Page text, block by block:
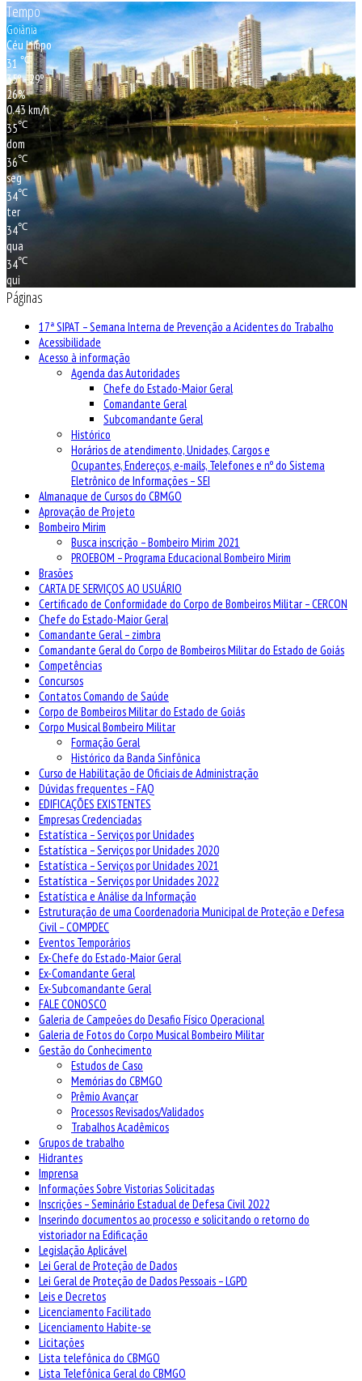
Tempo
Goiânia
Céu Limpo
31℃
35º - 29º
26%
0.43 km/h
35℃
dom
36℃
seg
34℃
ter
34℃
qua
34℃
qui
Páginas
17ª SIPAT – Semana Interna de Prevenção a Acidentes do Trabalho
Acessibilidade
Acesso à informação
Agenda das Autoridades
Chefe do Estado-Maior Geral
Comandante Geral
Subcomandante Geral
Histórico
Horários de atendimento, Unidades, Cargos e
Ocupantes, Endereços, e-mails, Telefones e nº do Sistema
Eletrônico de Informações – SEI
Almanaque de Cursos do CBMGO
Aprovação de Projeto
Bombeiro Mirim
Busca inscrição – Bombeiro Mirim 2021
PROEBOM – Programa Educacional Bombeiro Mirim
Brasões
CARTA DE SERVIÇOS AO USUÁRIO
Certificado de Conformidade do Corpo de Bombeiros Militar – CERCON
Chefe do Estado-Maior Geral
Comandante Geral – zimbra
Comandante Geral do Corpo de Bombeiros Militar do Estado de Goiás
Competências
Concursos
Contatos Comando de Saúde
Corpo de Bombeiros Militar do Estado de Goiás
Corpo Musical Bombeiro Militar
Formação Geral
Histórico da Banda Sinfônica
Curso de Habilitação de Oficiais de Administração
Dúvidas frequentes – FAQ
EDIFICAÇÕES EXISTENTES
Empresas Credenciadas
Estatística – Serviços por Unidades
Estatística – Serviços por Unidades 2020
Estatística – Serviços por Unidades 2021
Estatística – Serviços por Unidades 2022
Estatística e Análise da Informação
Estruturação de uma Coordenadoria Municipal de Proteção e Defesa
Civil – COMPDEC
Eventos Temporários
Ex-Chefe do Estado-Maior Geral
Ex-Comandante Geral
Ex-Subcomandante Geral
FALE CONOSCO
Galeria de Campeões do Desafio Físico Operacional
Galeria de Fotos do Corpo Musical Bombeiro Militar
Gestão do Conhecimento
Estudos de Caso
Memórias do CBMGO
Prêmio Avançar
Processos Revisados/Validados
Trabalhos Acadêmicos
Grupos de trabalho
Hidrantes
Imprensa
Informações Sobre Vistorias Solicitadas
Inscrições – Seminário Estadual de Defesa Civil 2022
Inserindo documentos ao processo e solicitando o retorno do
vistoriador na Edificação
Legislação Aplicável
Lei Geral de Proteção de Dados
Lei Geral de Proteção de Dados Pessoais – LGPD
Leis e Decretos
Licenciamento Facilitado
Licenciamento Habite-se
Licitações
Lista telefônica do CBMGO
Lista Telefônica Geral do CBMGO